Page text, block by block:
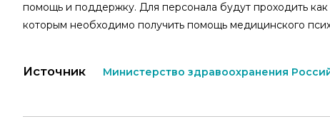
помощь и поддержку. Для персонала будут проходить
которым необходимо получить помощь медицинского
Источник Министерство здравоохранения